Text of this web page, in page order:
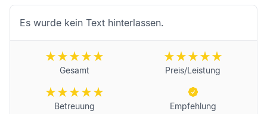
Es wurde kein Text hinterlassen.
Gesamt Preis/Leistung
Betreuung Empfehlung